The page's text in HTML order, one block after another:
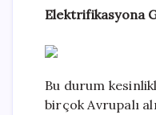
Elektrifikasyona
Bu durum
birçok Avrupalı